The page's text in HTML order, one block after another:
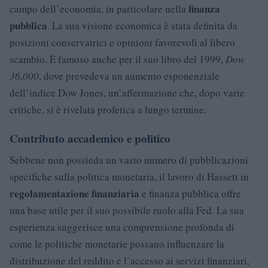
campo dell’economia, in particolare nella finanza
pubblica. La sua visione economica è stata definita da
posizioni conservatrici e opinioni favorevoli al libero
scambio. È famoso anche per il suo libro del 1999, Dow
36,000, dove prevedeva un aumento esponenziale
dell’indice Dow Jones, un’affermazione che, dopo varie
critiche, si è rivelata profetica a lungo termine.
Contributo accademico e politico
Sebbene non possieda un vasto numero di pubblicazioni
specifiche sulla politica monetaria, il lavoro di Hassett in
regolamentazione finanziaria e finanza pubblica offre
una base utile per il suo possibile ruolo alla Fed. La sua
esperienza suggerisce una comprensione profonda di
come le politiche monetarie possano influenzare la
distribuzione del reddito e l’accesso ai servizi finanziari,